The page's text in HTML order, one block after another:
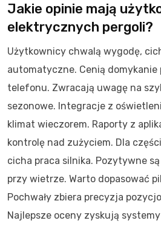
Jakie opinie mają
elektrycznych pergoli?
Użytkownicy chwalą wygodę,
automatyczne. Cenią
telefonu. Zwracają uwagę na
sezonowe. Integracje z
klimat wieczorem. Raporty z
kontrolę nad zużyciem. Dla
cicha praca silnika. Pozytywne
przy wietrze. Warto dopasować
Pochwały zbiera precyzja
Najlepsze oceny zyskują